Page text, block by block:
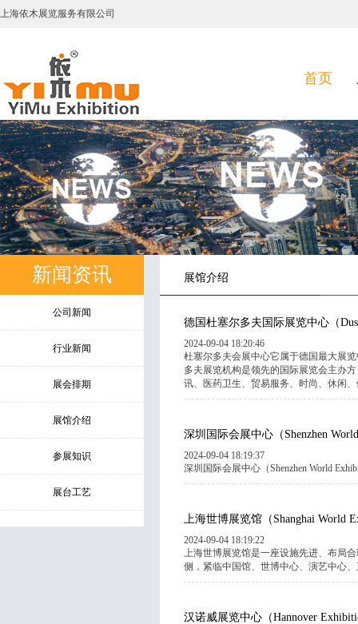
上海依木展览服务有限公司
首页
新闻资讯
公司新闻
行业新闻
展会排期
展馆介绍
参展知识
展台工艺
展馆介绍
德国杜塞尔多夫国际展览中心（
2024-09-04 18:20:46
杜塞尔多夫会展中心它属于德国最大展
多夫展览机构是领先的国际展览会主办
讯、医药卫生、贸易服务、时尚、休闲
深圳国际会展中心（Shenzhen
2024-09-04 18:19:37
深圳国际会展中心（Shenzhen World
上海世博展览馆（Shanghai World
2024-09-04 18:19:22
上海世博展览馆是一座设施先进、布局
侧，紧临中国馆、世博中心、演艺中心
汉诺威展览中心（Hannover